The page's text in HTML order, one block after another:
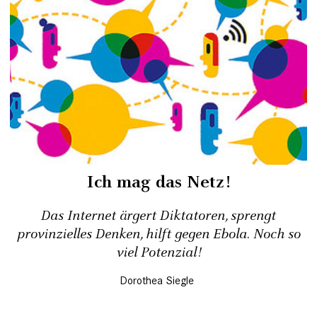
Ich mag das Netz!
Das Internet ärgert Diktatoren, sprengt
provinzielles Denken, hilft gegen Ebola. Noch so
viel Potenzial!
Dorothea Siegle